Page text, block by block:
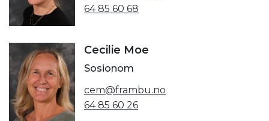
64 85 60 68
Cecilie Moe
Sosionom
cem@frambu.no
64 85 60 26